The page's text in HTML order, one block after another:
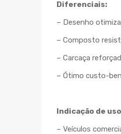
Diferenciais:
– Desenho
– Composto
– Carcaça
– Ótimo custo-
Indicação de
– Veículos